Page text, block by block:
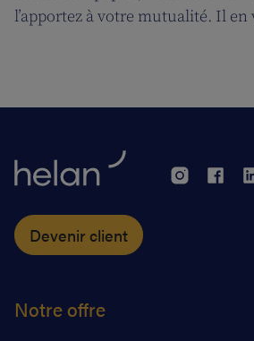
l’apportez à votre mutualité. Il en
vous facilitera grandement la vie.
Devenir client
Notre offre